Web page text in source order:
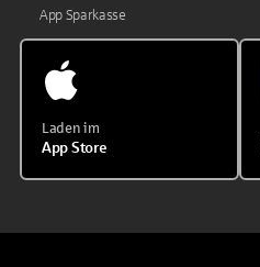
App Sparkasse
Laden im
App Store